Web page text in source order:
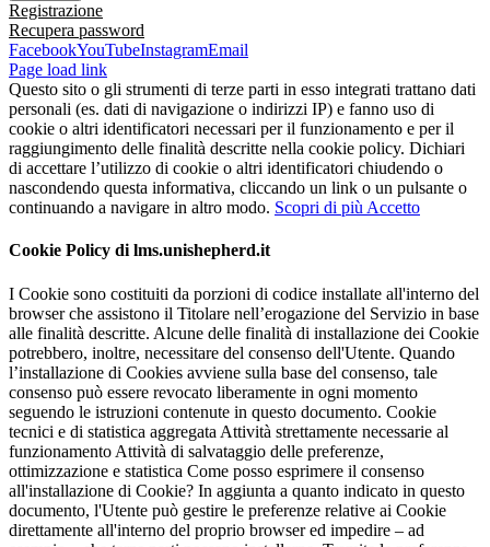
Registrazione
Recupera password
FacebookYouTubeInstagramEmail
Page load link
Questo sito o gli strumenti di terze parti in esso integrati trattano dati
personali (es. dati di navigazione o indirizzi IP) e fanno uso di
cookie o altri identificatori necessari per il funzionamento e per il
raggiungimento delle finalità descritte nella cookie policy. Dichiari
di accettare l’utilizzo di cookie o altri identificatori chiudendo o
nascondendo questa informativa, cliccando un link o un pulsante o
continuando a navigare in altro modo. Scopri di più Accetto
Cookie Policy di lms.unishepherd.it
I Cookie sono costituiti da porzioni di codice installate all'interno del
browser che assistono il Titolare nell’erogazione del Servizio in base
alle finalità descritte. Alcune delle finalità di installazione dei Cookie
potrebbero, inoltre, necessitare del consenso dell'Utente. Quando
l’installazione di Cookies avviene sulla base del consenso, tale
consenso può essere revocato liberamente in ogni momento
seguendo le istruzioni contenute in questo documento. Cookie
tecnici e di statistica aggregata Attività strettamente necessarie al
funzionamento Attività di salvataggio delle preferenze,
ottimizzazione e statistica Come posso esprimere il consenso
all'installazione di Cookie? In aggiunta a quanto indicato in questo
documento, l'Utente può gestire le preferenze relative ai Cookie
direttamente all'interno del proprio browser ed impedire – ad